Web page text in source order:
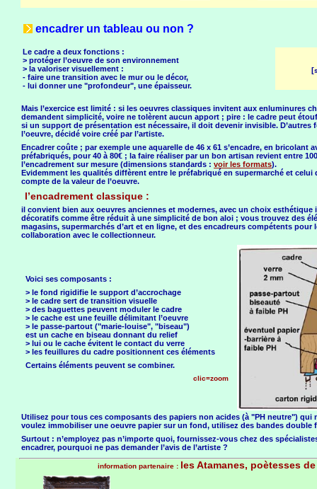
encadrer un tableau ou non ?
Le cadre a deux fonctions :
> protéger l’oeuvre de son environnement
> la valoriser visuellement :
- faire une transition avec le mur ou le décor,
- lui donner une "profondeur", une épaisseur.
[
Mais l’exercice est limité : si les oeuvres classiques invitent aux enluminures
demandent simplicité, voire ne tolèrent aucun apport ; pire : le cadre peut
si un support de présentation est nécessaire, il doit devenir invisible. D’autres
l’oeuvre, décidé voire créé par l’artiste.
Encadrer coûte ; par exemple une aquarelle de 46 x 61 s’encadre, en bricolant
préfabriqués, pour 40 à 80€ ; la faire réaliser par un bon artisan revient entre
l’encadrement sur mesure (dimensions standards : voir les formats).
Evidemment les qualités diffèrent entre le préfabriqué en supermarché et
compte de la valeur de l’oeuvre.
l’encadrement classique :
il convient bien aux oeuvres anciennes et modernes, avec un choix
décoratifs comme être réduit à une simplicité de bon aloi ; vous trouvez des
magasins, supermarchés d’art et en ligne, et des encadreurs compétents pour
collaboration avec le collectionneur.
Voici ses composants :
> le fond rigidifie le support d’accrochage
> le cadre sert de transition visuelle
> des baguettes peuvent moduler le cadre
> le cache est une feuille délimitant l’oeuvre
> le passe-partout ("marie-louise", "biseau")
est un cache en biseau donnant du relief
> lui ou le cache évitent le contact du verre
> les feuillures du cadre positionnent ces éléments
Certains éléments peuvent se combiner.
clic=zoom
Utilisez pour tous ces composants des papiers non acides (à "PH neutre") qui
voulez immobiliser une oeuvre papier sur un fond, utilisez des bandes double
Surtout : n’employez pas n’importe quoi, fournissez-vous chez des
encadrer, pourquoi ne pas demander l’avis de l’artiste ?
information partenaire : les Atamanes, poètesses